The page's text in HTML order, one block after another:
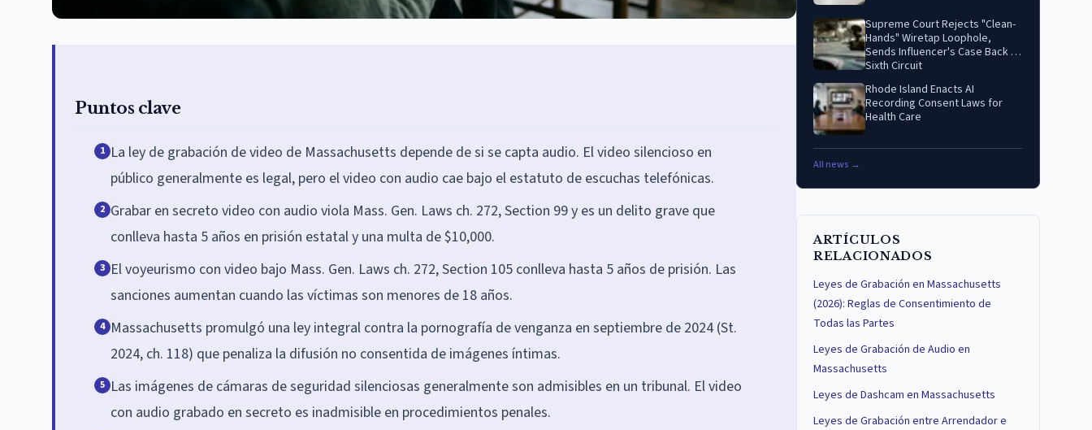
Puntos clave
1 La ley de grabación de video de Massachusetts depende de si se capta audio. El video silencioso en
público generalmente es legal, pero el video con audio cae bajo el estatuto de escuchas telefónicas.
2 Grabar en secreto video con audio viola Mass. Gen. Laws ch. 272, Section 99 y es un delito grave que
conlleva hasta 5 años en prisión estatal y una multa de $10,000.
3 El voyeurismo con video bajo Mass. Gen. Laws ch. 272, Section 105 conlleva hasta 5 años de prisión. Las
sanciones aumentan cuando las víctimas son menores de 18 años.
4 Massachusetts promulgó una ley integral contra la pornografía de venganza en septiembre de 2024 (St.
2024, ch. 118) que penaliza la difusión no consentida de imágenes íntimas.
5 Las imágenes de cámaras de seguridad silenciosas generalmente son admisibles en un tribunal. El video
con audio grabado en secreto es inadmisible en procedimientos penales.
Supreme Court Rejects "Clean-
Hands" Wiretap Loophole,
Sends Influencer's Case Back to
Sixth Circuit
Rhode Island Enacts AI
Recording Consent Laws for
Health Care
All news →
ARTÍCULOS
RELACIONADOS
Leyes de Grabación en Massachusetts
(2026): Reglas de Consentimiento de
Todas las Partes
Leyes de Grabación de Audio en
Massachusetts
Leyes de Dashcam en Massachusetts
Leyes de Grabación entre Arrendador e